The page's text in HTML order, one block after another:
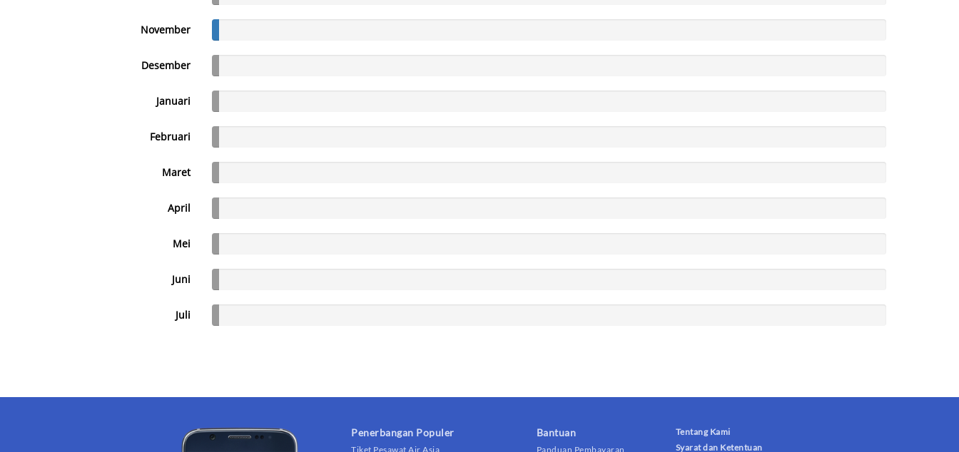
November
Desember
Januari
Februari
Maret
April
Mei
Juni
Juli
Penerbangan Populer
Tiket Pesawat Air Asia
Bantuan
Panduan Pembayaran
Tentang Kami
Syarat dan Ketentuan